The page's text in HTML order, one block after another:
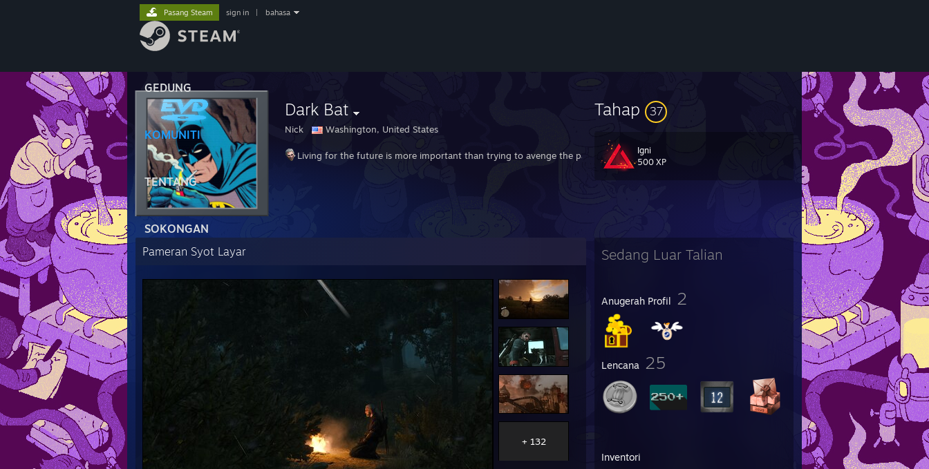
GEDUNG
KOMUNITI
TENTANG
SOKONGAN
Pasang Steam sign in bahasa
Dark Bat
Nick Washington, United States
Living for the future is more important than trying to avenge the past.
Tahap 37
Igni
500 XP
Sedang Luar Talian
Anugerah Profil 2
Lencana 25
Inventori
Pameran Syot Layar
+ 132